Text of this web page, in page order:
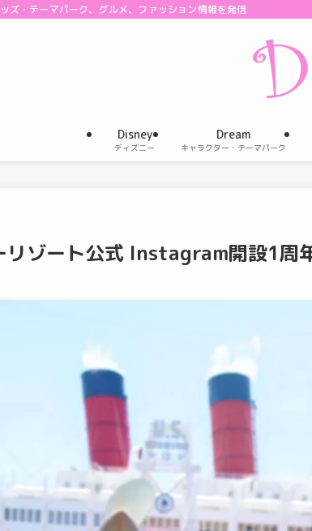
ズ・テーマパーク、グルメ、ファッション情報を発信
Disney
ディズニー
Dream
キャラクター・テーマパーク
リゾート公式 Instagram開設1周